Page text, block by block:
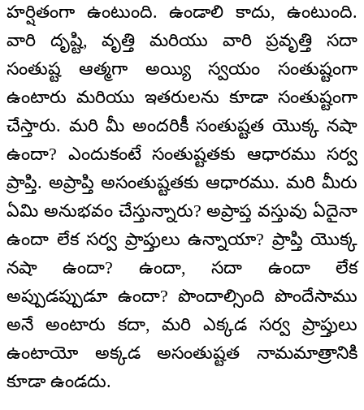
హర్షితంగా ఉంటుంది. ఉండాలి కాదు, ఉంటుంది.
వారి దృష్టి, వృత్తి మరియు వారి ప్రవృత్తి సదా
సంతుష్ట ఆత్మగా అయ్యి స్వయం సంతుష్టంగా
ఉంటారు మరియు ఇతరులను కూడా సంతుష్టంగా
చేస్తారు. మరి మీ అందరికీ సంతుష్టత యొక్క నషా
ఉందా? ఎందుకంటే సంతుష్టతకు ఆధారము సర్వ
ప్రాప్తి. అప్రాప్తి అసంతుష్టతకు ఆధారము. మరి మీరు
ఏమి అనుభవం చేస్తున్నారు? అప్రాప్త వస్తువు ఏదైనా
ఉందా లేక సర్వ ప్రాప్తులు ఉన్నాయా? ప్రాప్తి యొక్క
నషా ఉందా? ఉందా, సదా ఉందా లేక
అప్పుడప్పుడూ ఉందా? పొందాల్సింది పొందేసాము
అనే అంటారు కదా, మరి ఎక్కడ సర్వ ప్రాప్తులు
ఉంటాయో అక్కడ అసంతుష్టత నామమాత్రానికి
కూడా ఉండదు.